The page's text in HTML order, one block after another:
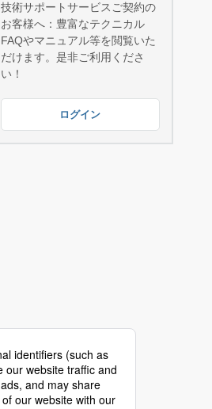
技術サポートサービスご契約の
お客様へ：豊富なテクニカル
FAQやマニュアル等を閲覧いた
だけます。是非ご利用くださ
い！
ログイン